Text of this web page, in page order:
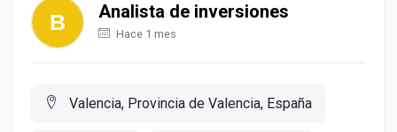
Analista de inversiones
Hace 1 mes
Valencia, Provincia de Valencia, España